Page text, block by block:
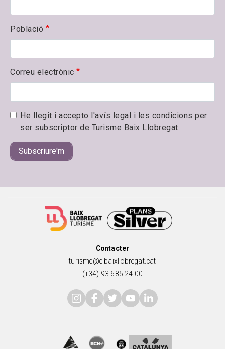
Població
Correu electrònic
He llegit i accepto l'avís legal i les condicions per
ser subscriptor de Turisme Baix Llobregat
Contacter
turisme@elbaixllobregat.cat
(+34) 93 685 24 00